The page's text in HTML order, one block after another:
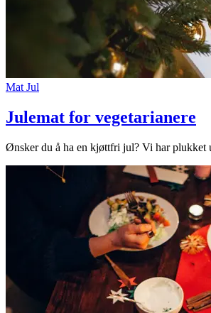
Mat Jul
Julemat for vegetarianere
Ønsker du å ha en kjøttfri jul? Vi har plukket